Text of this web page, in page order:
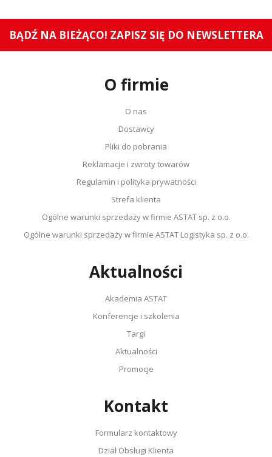
BĄDŹ NA BIEŻĄCO! ZAPISZ SIĘ DO NEWSLETTERA
O firmie
O nas
Dostawcy
Pliki do pobrania
Reklamacje i zwroty towarów
Regulamin i polityka prywatności
Strefa klienta
Ogólne warunki sprzedaży w firmie ASTAT sp. z o.o.
Ogólne warunki sprzedaży w firmie ASTAT Logistyka sp. z o.o.
Aktualności
Akademia ASTAT
Konferencje i szkolenia
Targi
Aktualności
Promocje
Kontakt
Formularz kontaktowy
Dział Obsługi Klienta